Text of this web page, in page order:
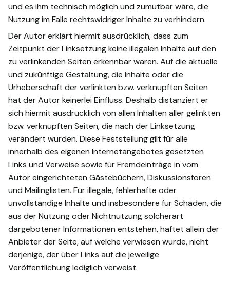
und es ihm technisch möglich und zumutbar wäre, die
Nutzung im Falle rechtswidriger Inhalte zu verhindern.
Der Autor erklärt hiermit ausdrücklich, dass zum
Zeitpunkt der Linksetzung keine illegalen Inhalte auf den
zu verlinkenden Seiten erkennbar waren. Auf die aktuelle
und zukünftige Gestaltung, die Inhalte oder die
Urheberschaft der verlinkten bzw. verknüpften Seiten
hat der Autor keinerlei Einfluss. Deshalb distanziert er
sich hiermit ausdrücklich von allen Inhalten aller gelinkten
bzw. verknüpften Seiten, die nach der Linksetzung
verändert wurden. Diese Feststellung gilt für alle
innerhalb des eigenen Internetangebotes gesetzten
Links und Verweise sowie für Fremdeinträge in vom
Autor eingerichteten Gästebüchern, Diskussionsforen
und Mailinglisten. Für illegale, fehlerhafte oder
unvollständige Inhalte und insbesondere für Schäden, die
aus der Nutzung oder Nichtnutzung solcherart
dargebotener Informationen entstehen, haftet allein der
Anbieter der Seite, auf welche verwiesen wurde, nicht
derjenige, der über Links auf die jeweilige
Veröffentlichung lediglich verweist.